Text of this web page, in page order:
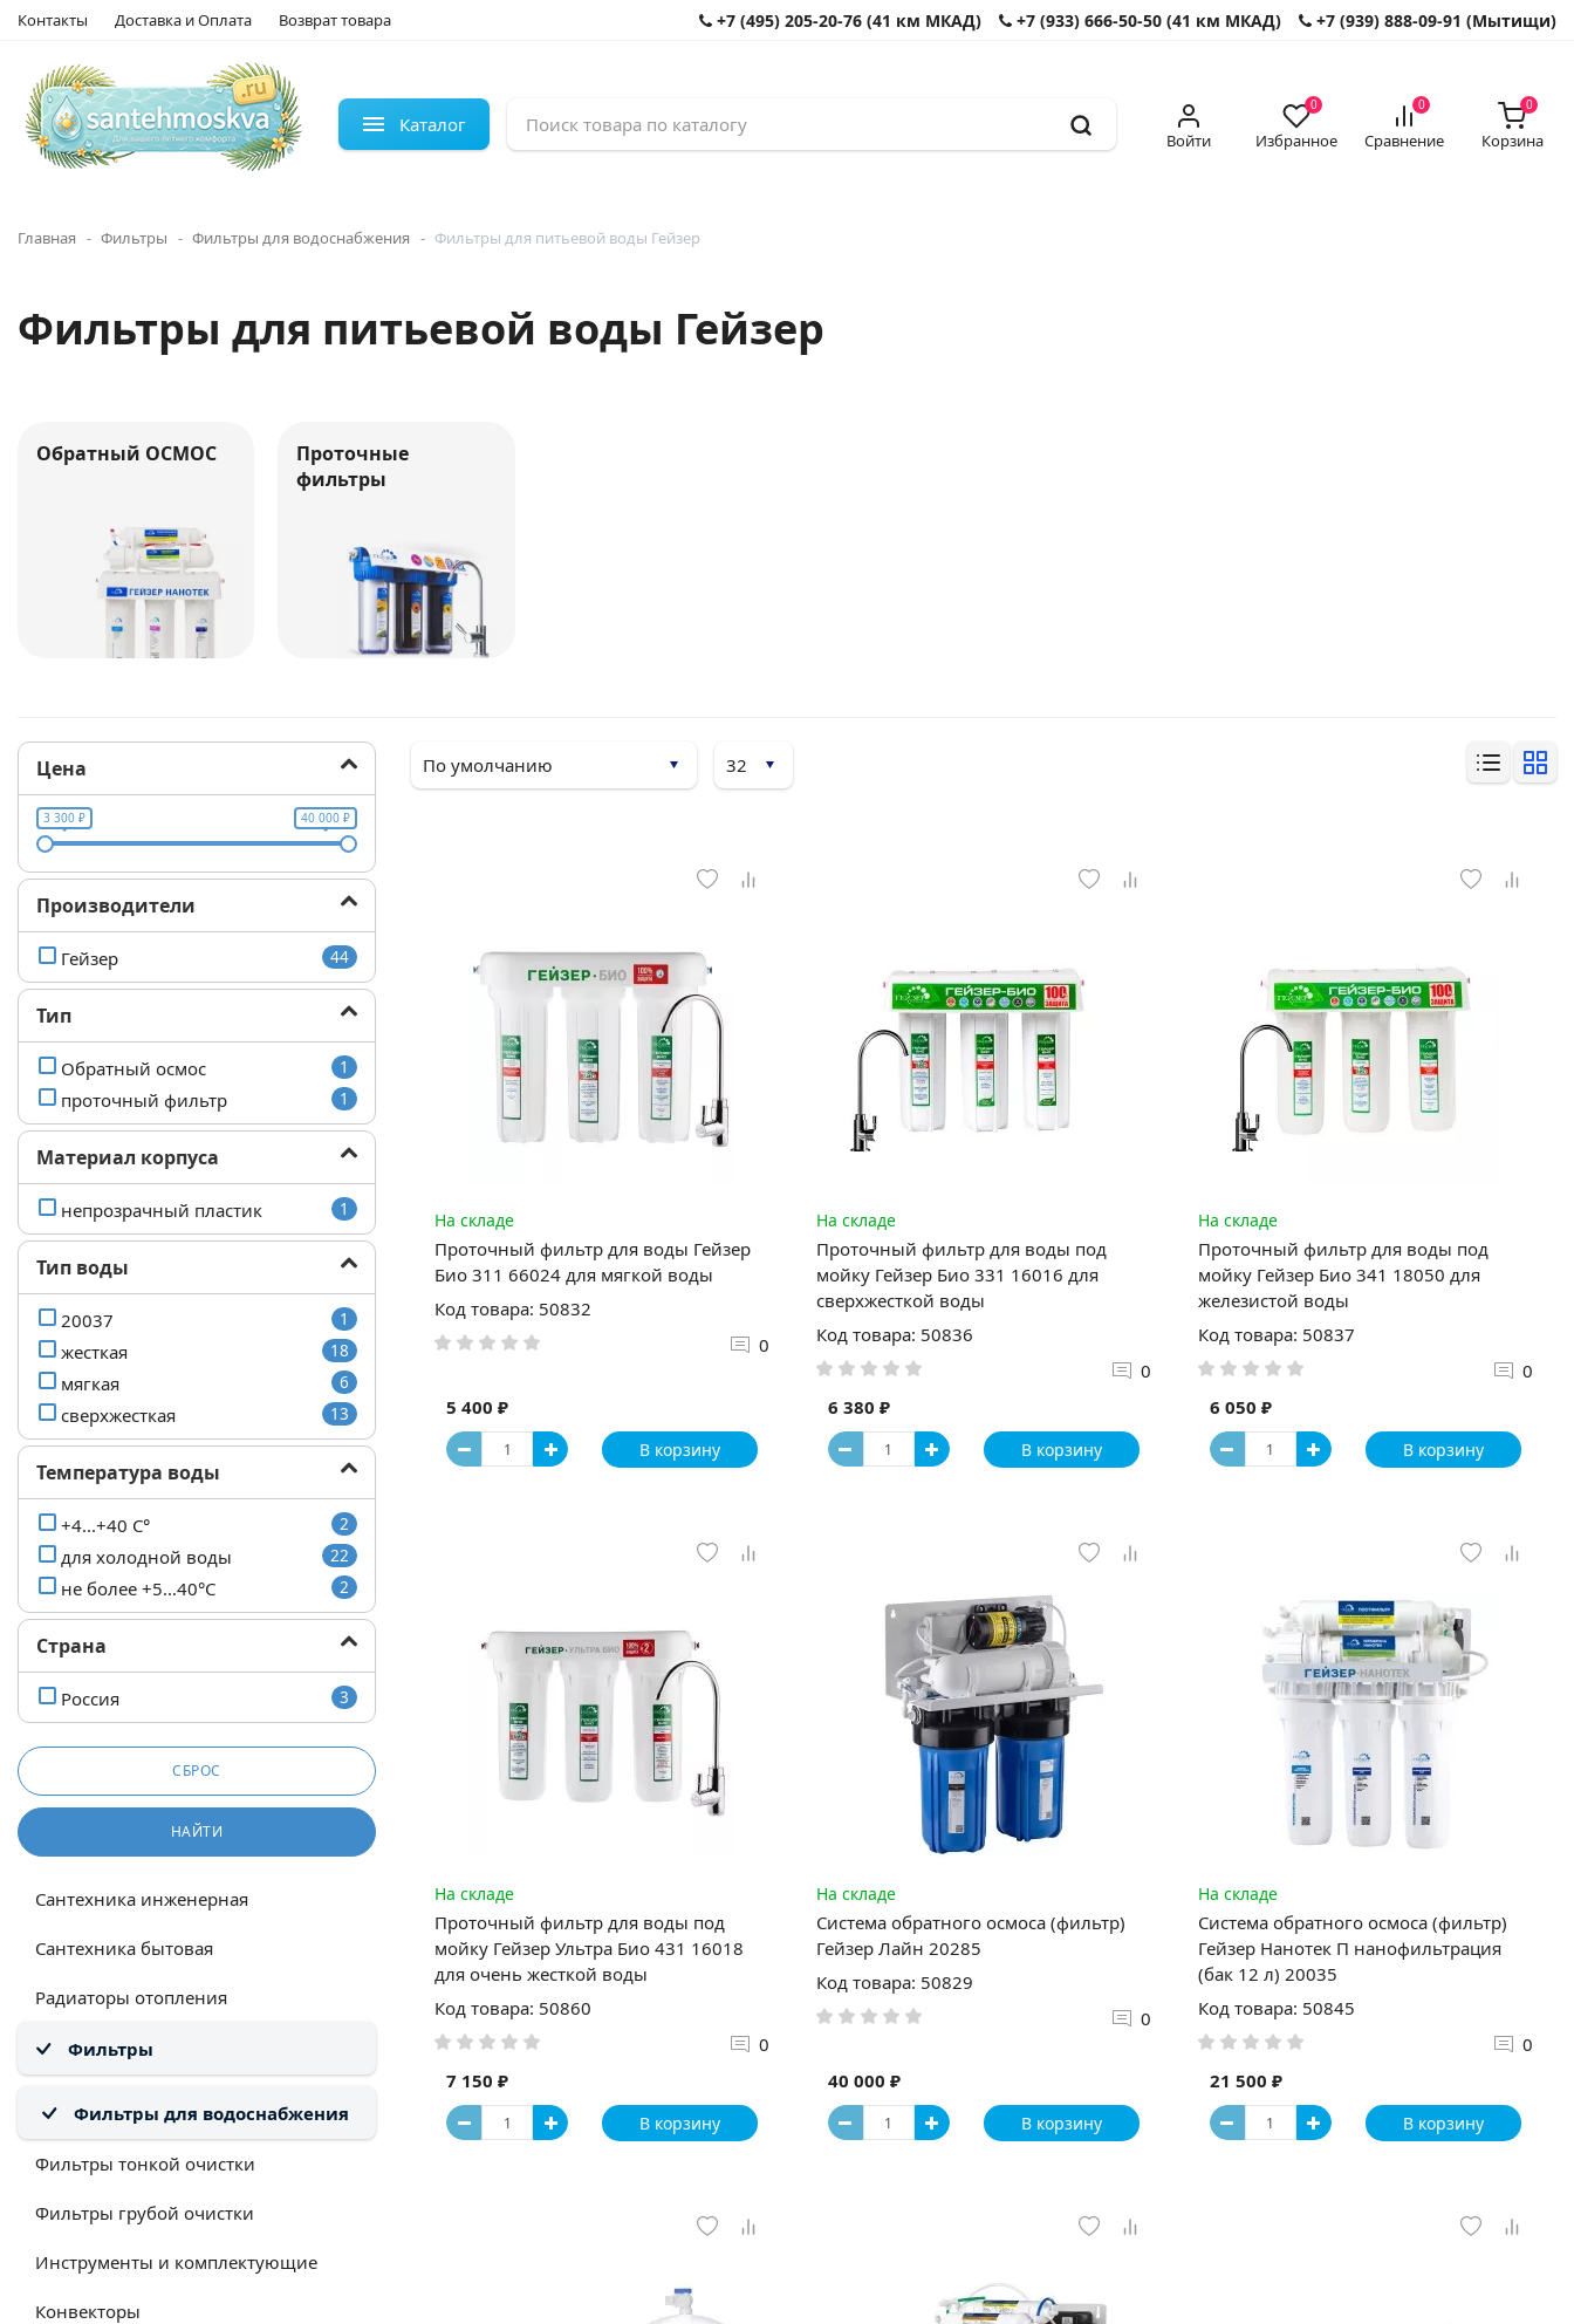
Контакты Доставка и Оплата Возврат товара +7 (495) 205-20-76 (41 км МКАД) +7 (933) 666-50-50 (41 км МКАД) +7 (939) 888-09-91 (Мытищи)
Каталог
Войти
0
Избранное
0
Сравнение
0
Корзина
Главная Фильтры Фильтры для водоснабжения Фильтры для питьевой воды Гейзер
Фильтры для питьевой воды Гейзер
Обратный ОСМОС
Проточные
фильтры
Цена
3 300 ₽ 40 000 ₽
Производители
Гейзер 44
Тип
Обратный осмос 1
проточный фильтр 1
Материал корпуса
непрозрачный пластик 1
Тип воды
20037 1
жесткая 18
мягкая 6
сверхжесткая 13
Температура воды
+4...+40 C° 2
для холодной воды 22
не более +5…40°С 2
Страна
Россия 3
СБРОС
НАЙТИ
Сантехника инженерная
Сантехника бытовая
Радиаторы отопления
Фильтры
Фильтры для водоснабжения
Фильтры тонкой очистки
Фильтры грубой очистки
Инструменты и комплектующие
Конвекторы
На складе
Проточный фильтр для воды Гейзер
Био 311 66024 для мягкой воды
Код товара: 50832
0
5 400 ₽
В корзину
На складе
Проточный фильтр для воды под
мойку Гейзер Био 331 16016 для
сверхжесткой воды
Код товара: 50836
0
6 380 ₽
В корзину
На складе
Проточный фильтр для воды под
мойку Гейзер Био 341 18050 для
железистой воды
Код товара: 50837
0
6 050 ₽
В корзину
На складе
Проточный фильтр для воды под
мойку Гейзер Ультра Био 431 16018
для очень жесткой воды
Код товара: 50860
0
7 150 ₽
В корзину
На складе
Система обратного осмоса (фильтр)
Гейзер Лайн 20285
Код товара: 50829
0
40 000 ₽
В корзину
На складе
Система обратного осмоса (фильтр)
Гейзер Нанотек П нанофильтрация
(бак 12 л) 20035
Код товара: 50845
0
21 500 ₽
В корзину